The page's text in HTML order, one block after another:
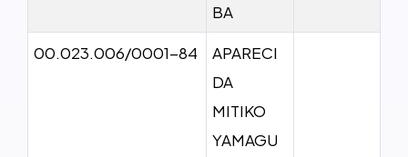
BA
00.023.006/0001-84
APARECI
DA
MITIKO
YAMAGU